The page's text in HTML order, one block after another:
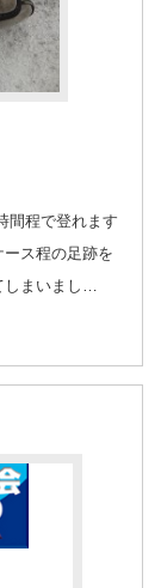
間程で登れます
ス程の足跡を
しまいまし…